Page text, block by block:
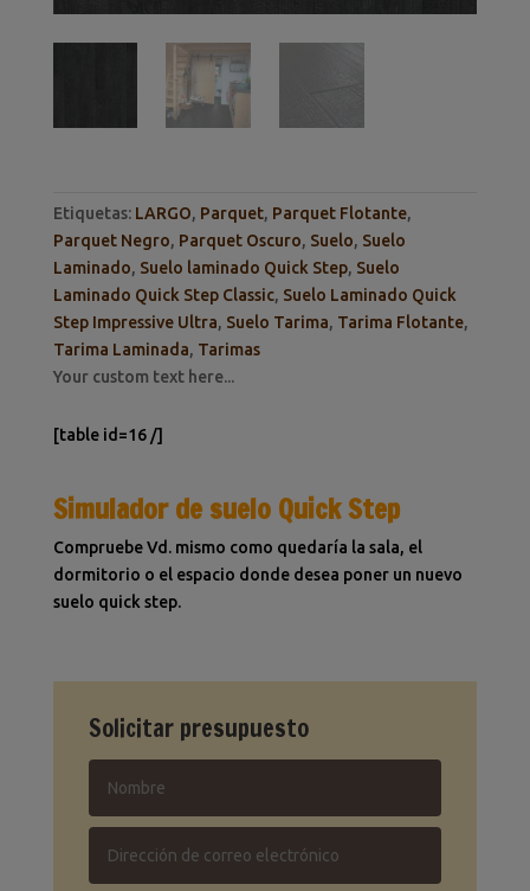
Etiquetas: LARGO, Parquet, Parquet Flotante,
Parquet Negro, Parquet Oscuro, Suelo, Suelo
Laminado, Suelo laminado Quick Step, Suelo
Laminado Quick Step Classic, Suelo Laminado Quick
Step Impressive Ultra, Suelo Tarima, Tarima Flotante,
Tarima Laminada, Tarimas
Your custom text here...
[table id=16 /]
Simulador de suelo Quick Step
Compruebe Vd. mismo como quedaría la sala, el
dormitorio o el espacio donde desea poner un nuevo
suelo quick step.
Solicitar presupuesto